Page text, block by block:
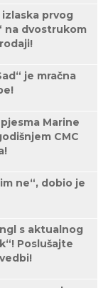
izlaska prvog
na dvostrukom
je mračna
Marine
CMC
ne“, dobio je
s aktualnog
Poslušajte